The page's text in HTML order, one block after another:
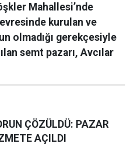
Mahallesi’nde
kurulan ve
olmadığı gerekçesiyle
semt pazarı, Avcılar
ÇÖZÜLDÜ: PAZAR
AÇILDI